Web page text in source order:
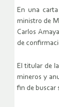
En una
ministro de
Carlos
de
El titular de
mineros y
fin de buscar